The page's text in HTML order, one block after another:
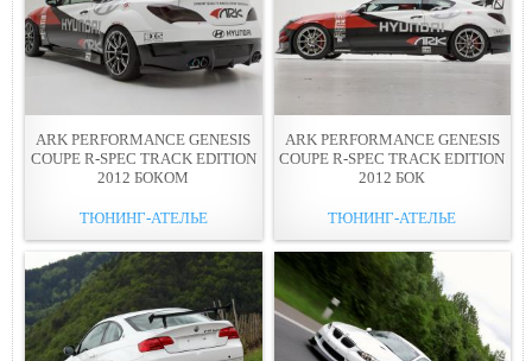
ARK PERFORMANCE GENESIS
COUPE R-SPEC TRACK EDITION
2012 БОКОМ
ТЮНИНГ-АТЕЛЬЕ
ARK PERFORMANCE GENESIS
COUPE R-SPEC TRACK EDITION
2012 БОК
ТЮНИНГ-АТЕЛЬЕ